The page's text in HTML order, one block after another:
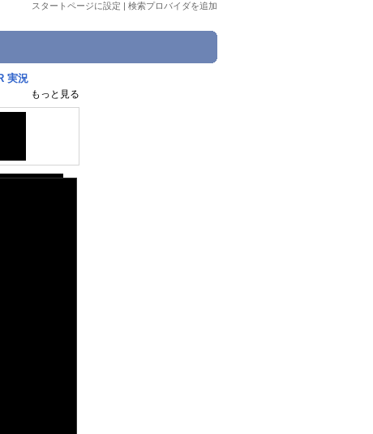
スタートページに設定 | 検索プロバイダを追加
実況
もっと見る